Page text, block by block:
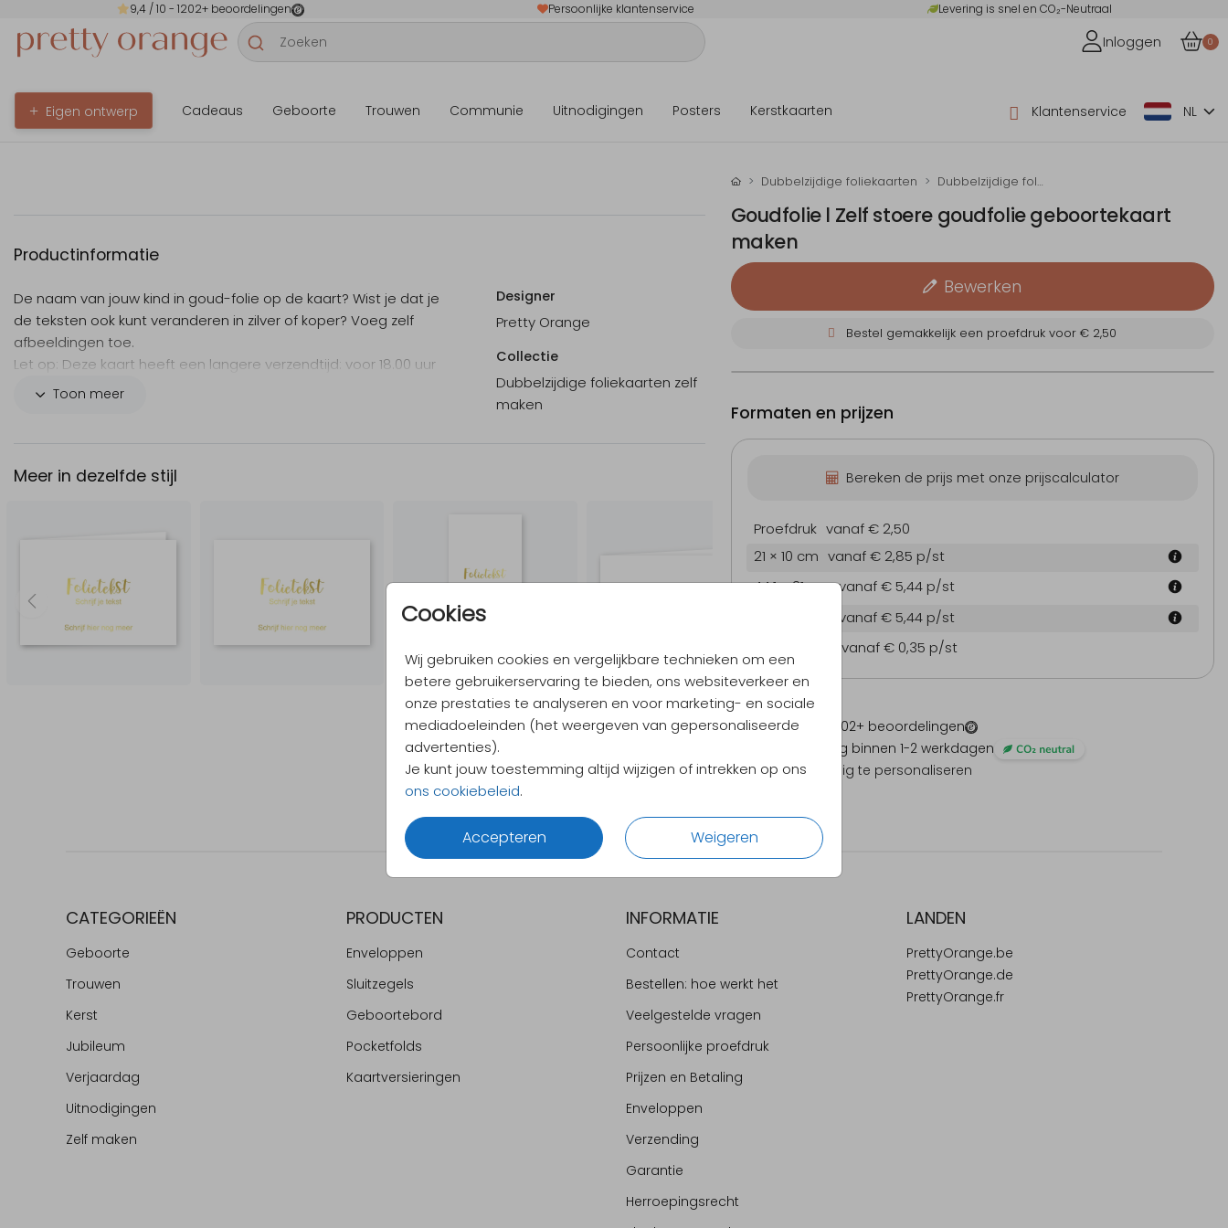
9,4/ 10 - 1202+ beoordelingen Persoonlijke klantenservice Levering is snel en CO₂-Neutraal
Inloggen 0
Eigen ontwerp Cadeaus Geboorte Trouwen Communie Uitnodigingen Posters Kerstkaarten Klantenservice NL
Cookies
Wij gebruiken cookies en vergelijkbare technieken om een
betere gebruikerservaring te bieden, ons websiteverkeer en
onze prestaties te analyseren en voor marketing- en sociale
mediadoeleinden (het weergeven van gepersonaliseerde
advertenties).
Je kunt jouw toestemming altijd wijzigen of intrekken op ons
ons cookiebeleid.
Accepteren Weigeren
Productinformatie
De naam van jouw kind in goud-folie op de kaart? Wist je dat je
de teksten ook kunt veranderen in zilver of koper? Voeg zelf
afbeeldingen toe.
Let op: Deze kaart heeft een langere verzendtijd: voor 18.00 uur
besteld = de volgende werkdag gedrukt en verzonden.
Toon meer
Designer
Pretty Orange
Collectie
Dubbelzijdige foliekaarten zelf
maken
Meer in dezelfde stijl
Dubbelzijdige foliekaarten Dubbelzijdige foliekaarten zelf maken
Goudfolie l Zelf stoere goudfolie geboortekaart
maken
Bewerken
Bestel gemakkelijk een proefdruk voor€ 2,50
9,4/ 10 - 1202+ beoordelingen
Verzending binnen 1-2 werkdagen
Alles volledig te personaliseren
Formaten en prijzen
Bereken de prijs met onze prijscalculator
Proefdruk vanaf € 2,50
21 × 10 cm vanaf € 2,85 p/st
44.1 × 21 cm vanaf € 5,44 p/st
vanaf € 5,44 p/st
vanaf € 0,35 p/st
CATEGORIEËN
Geboorte
Trouwen
Kerst
Jubileum
Verjaardag
Uitnodigingen
Zelf maken
PRODUCTEN
Enveloppen
Sluitzegels
Geboortebord
Pocketfolds
Kaartversieringen
INFORMATIE
Contact
Bestellen: hoe werkt het
Veelgestelde vragen
Persoonlijke proefdruk
Prijzen en Betaling
Enveloppen
Verzending
Garantie
Herroepingsrecht
LANDEN
PrettyOrange.be
PrettyOrange.de
PrettyOrange.fr